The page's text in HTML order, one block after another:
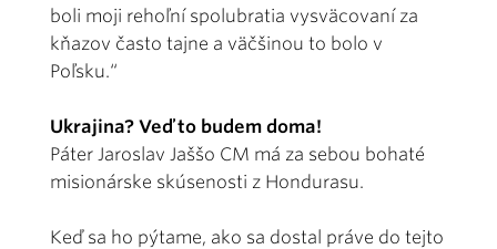
boli moji rehoľní spolubratia vysväcovaní za
kňazov často tajne a väčšinou to bolo v
Poľsku.“
Ukrajina? Veď to budem doma!
Páter Jaroslav Jaššo CM má za sebou bohaté
misionárske skúsenosti z Hondurasu.
Keď sa ho pýtame, ako sa dostal práve do tejto